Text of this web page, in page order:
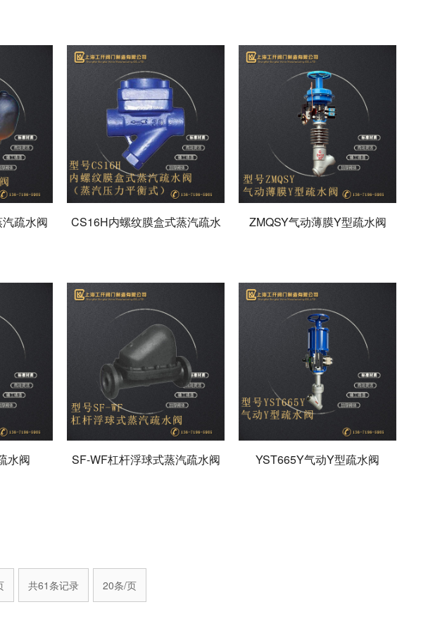
疏水阀
CS16H内螺纹膜盒式蒸汽疏水
ZMQSY气动薄膜Y型疏水阀
水阀 SF-WF杠杆浮球式蒸汽疏水阀 YST665Y气动Y型疏水阀
共61条记录 20条/页